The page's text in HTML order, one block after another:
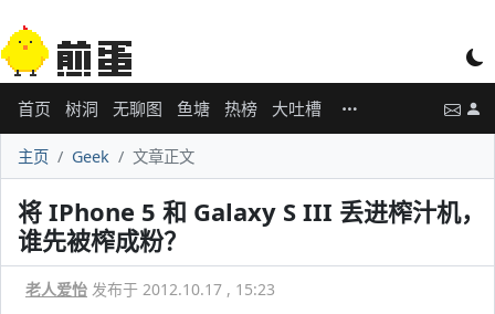
首页 树洞 无聊图 鱼塘 热榜 大吐槽
主页 Geek 文章正文
将 IPhone 5 和 Galaxy S III 丢进榨汁机，
谁先被榨成粉？
老人爱怡 发布于 2012.10.17 , 15:23